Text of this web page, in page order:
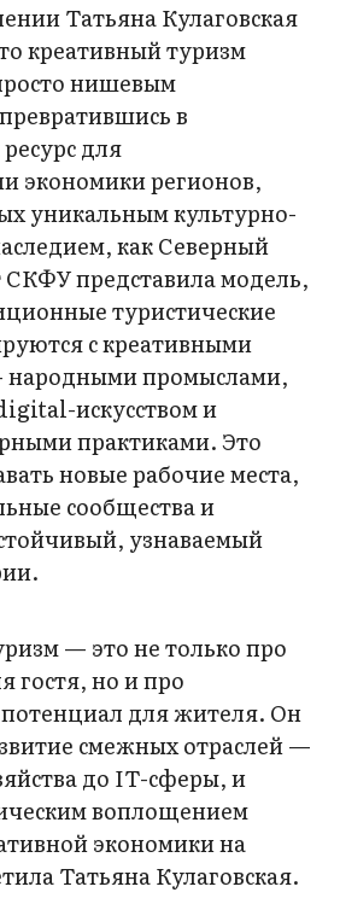
Татьяна Кулаговская
креативный туризм
нишевым
в
для
экономики регионов,
уникальным культурно-
как Северный
СКФУ представила модель,
туристические
с креативными
промыслами,
искусством и
практиками. Это
новые рабочие места,
сообщества и
узнаваемый
— это не только про
гостя, но и про
для жителя. Он
смежных отраслей —
до IT-сферы, и
воплощением
экономики на
Татьяна Кулаговская.